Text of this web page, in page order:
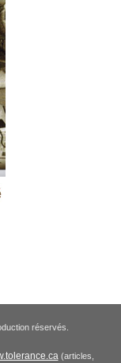
réservés.
(articles,